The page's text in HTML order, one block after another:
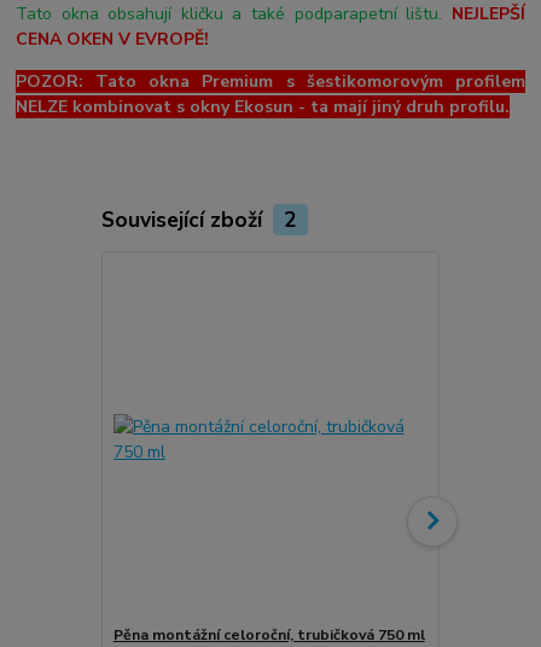
Tato okna obsahují kličku a také podparapetní lištu. NEJLEPŠÍ
CENA OKEN V EVROPĚ!
POZOR: Tato okna Premium s šestikomorovým profilem
NELZE kombinovat s okny Ekosun - ta mají jiný druh profilu.
Související zboží 2
Pěna montážní celoroční, trubičková 750 ml